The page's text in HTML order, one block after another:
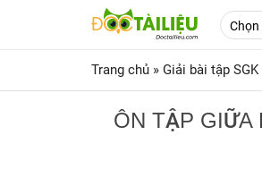
Trang chủ » Giải bài tập
ÔN TẬP GIỮA